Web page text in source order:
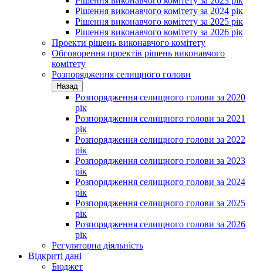
Рішення виконавчого комітету за 2024 рік
Рішення виконавчого комітету за 2025 рік
Рішення виконавчого комітету за 2026 рік
Проекти рішень виконавчого комітету
Обговорення проектів рішень виконавчого
комітету
Розпорядження селищного голови
Назад
Розпорядження селищного голови за 2020
рік
Розпорядження селищного голови за 2021
рік
Розпорядження селищного голови за 2022
рік
Розпорядження селищного голови за 2023
рік
Розпорядження селищного голови за 2024
рік
Розпорядження селищного голови за 2025
рік
Розпорядження селищного голови за 2026
рік
Регуляторна діяльність
Відкриті дані
Бюджет